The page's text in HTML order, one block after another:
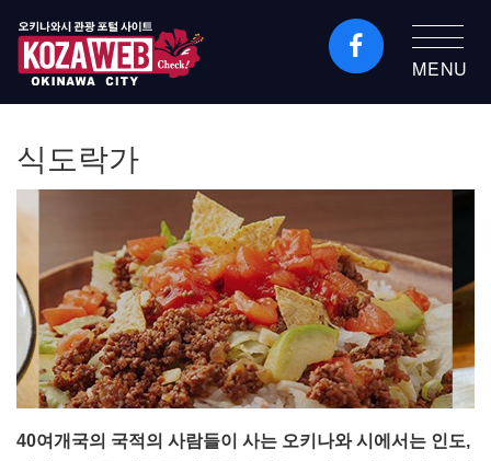
오키나와시 관광 포털
MENU
식도락가
40여개국의 국적의 사람들이 사는 오키나와 시에서는 인도,